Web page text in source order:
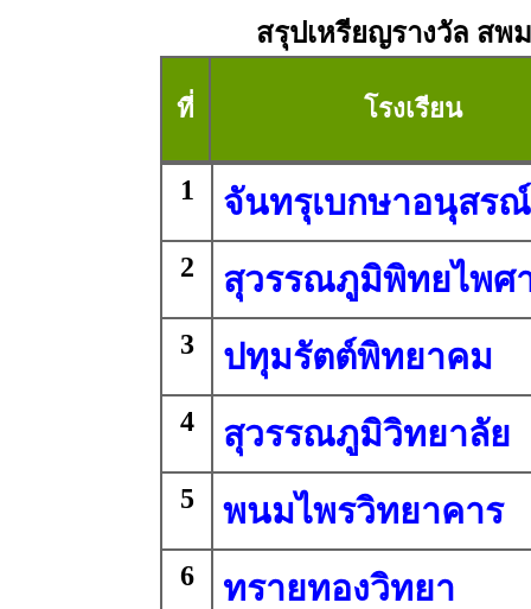
สรุปเหรียญรางวัล สพ
ที่ โรงเรียน
1 จันทรุเบกษาอนุสรณ์
2 สุวรรณภูมิพิทยไพศ
3 ปทุมรัตต์พิทยาคม
4 สุวรรณภูมิวิทยาลัย
5 พนมไพรวิทยาคาร
6 ทรายทองวิทยา